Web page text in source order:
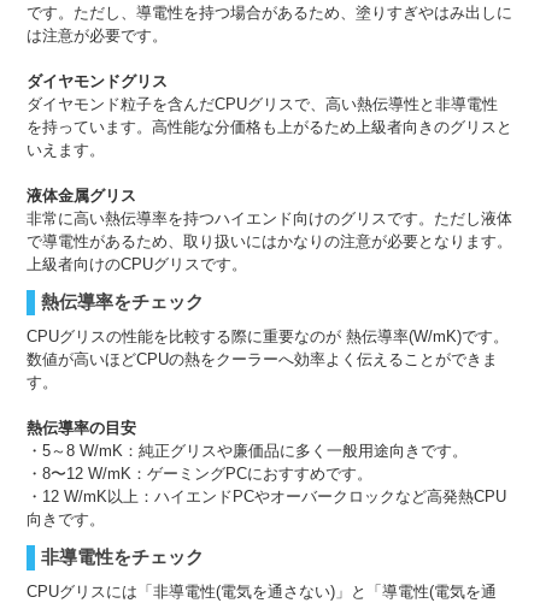
です。ただし、導電性を持つ場合があるため、塗りすぎやはみ出しに
は注意が必要です。
ダイヤモンドグリス
ダイヤモンド粒子を含んだCPUグリスで、高い熱伝導性と非導電性
を持っています。高性能な分価格も上がるため上級者向きのグリスと
いえます。
液体金属グリス
非常に高い熱伝導率を持つハイエンド向けのグリスです。ただし液体
で導電性があるため、取り扱いにはかなりの注意が必要となります。
上級者向けのCPUグリスです。
熱伝導率をチェック
CPUグリスの性能を比較する際に重要なのが 熱伝導率(W/mK)です。
数値が高いほどCPUの熱をクーラーへ効率よく伝えることができま
す。
熱伝導率の目安
・5～8 W/mK：純正グリスや廉価品に多く一般用途向きです。
・8〜12 W/mK：ゲーミングPCにおすすめです。
・12 W/mK以上：ハイエンドPCやオーバークロックなど高発熱CPU
向きです。
非導電性をチェック
CPUグリスには「非導電性(電気を通さない)」と「導電性(電気を通